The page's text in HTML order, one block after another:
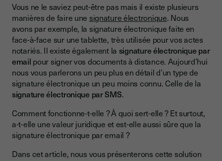
Comment la signature électronique par SMS fonctionne ?
Quels sont les avantages de la signature électronique par
SMS ?
Est-elle juridiquement sûre ?
Signature électronique SMS et code OTP
Vous ne le saviez peut-être pas mais il existe plusieurs
manières de faire une signature électronique. Nous
avons par exemple, la signature électronique faite en
face-à-face sur une tablette, très utilisée pour vos actes
notariés. Il existe également la signature électronique par
email pour signer vos documents à distance. Aujourd’hui
nous vous parlerons un peu plus en détail d’un type de
signature électronique un peu moins connu. Celle de la
signature électronique par SMS.
Comment fonctionne-t-elle ? À quoi sert-elle ? Et surtout,
a-t-elle une valeur juridique et est-elle aussi sûre que la
signature électronique par email ?
Dans cet article, nous vous présenterons cette solution